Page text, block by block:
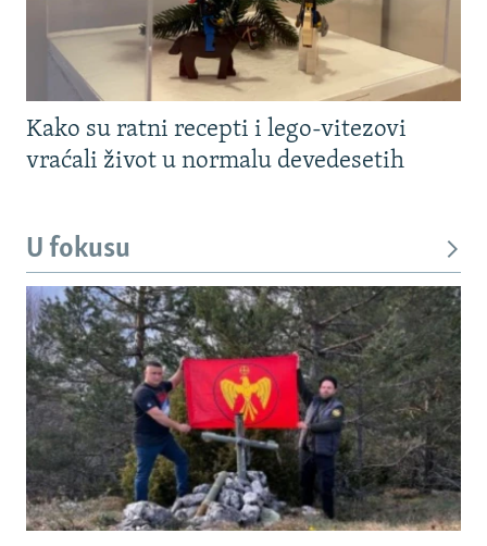
Kako su ratni recepti i lego-vitezovi
vraćali život u normalu devedesetih
U fokusu